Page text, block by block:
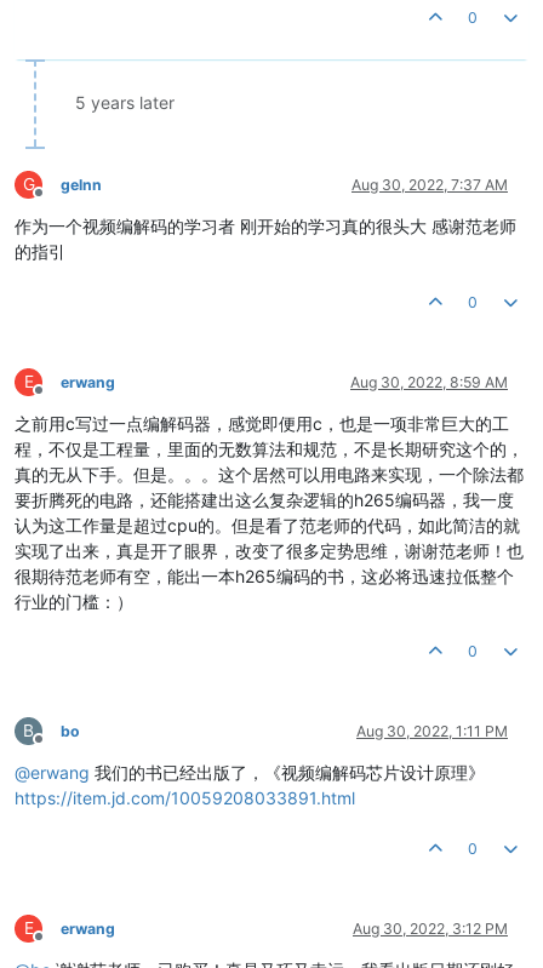
0
5 years later
G
Offline
gelnn Aug 30, 2022, 7:37 AM
作为一个视频编解码的学习者 刚开始的学习真的很头大 感谢范老师
的指引
0
E
Offline
erwang Aug 30, 2022, 8:59 AM
之前用c写过一点编解码器，感觉即便用c，也是一项非常巨大的工
程，不仅是工程量，里面的无数算法和规范，不是长期研究这个的，
真的无从下手。但是。。。这个居然可以用电路来实现，一个除法都
要折腾死的电路，还能搭建出这么复杂逻辑的h265编码器，我一度
认为这工作量是超过cpu的。但是看了范老师的代码，如此简洁的就
实现了出来，真是开了眼界，改变了很多定势思维，谢谢范老师！也
很期待范老师有空，能出一本h265编码的书，这必将迅速拉低整个
行业的门槛：）
0
B
Offline
bo Aug 30, 2022, 1:11 PM
@erwang 我们的书已经出版了，《视频编解码芯片设计原理》
https://item.jd.com/10059208033891.html
0
E
Offline
erwang Aug 30, 2022, 3:12 PM